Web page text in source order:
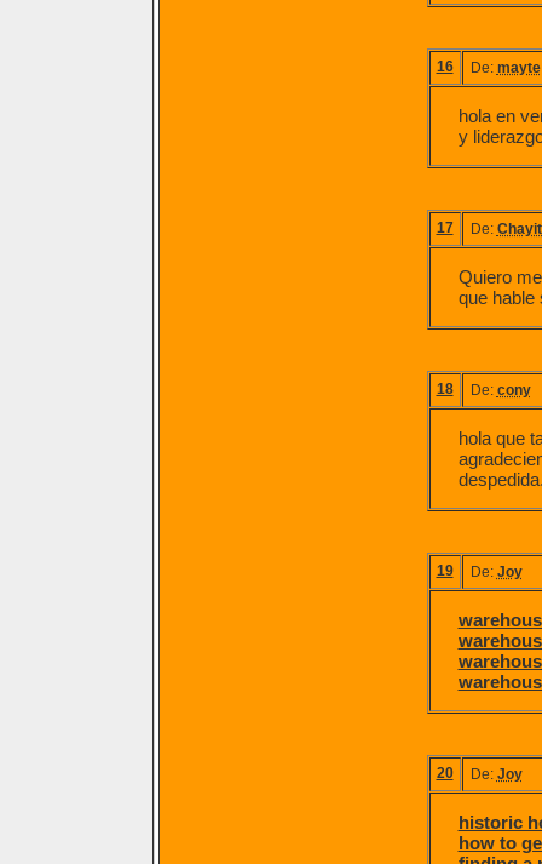
16 De: mayte
hola en
y
17 De:
Quiero
que hable
18 De: cony
hola que
19 De: Joy
20 De: Joy
historic
how to